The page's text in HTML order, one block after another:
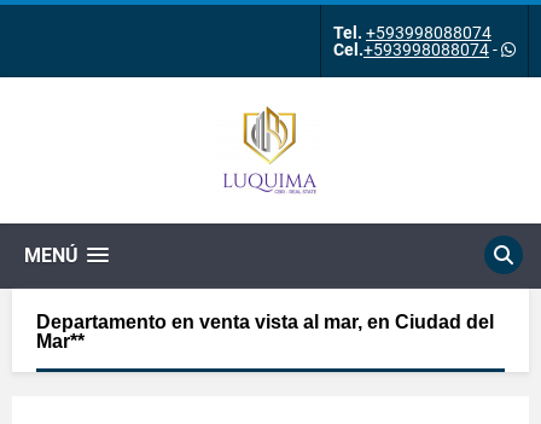
Tel. +593998088074
Cel.+593998088074-
MENÚ
Departamento en venta vista al mar, en Ciudad del
Mar**